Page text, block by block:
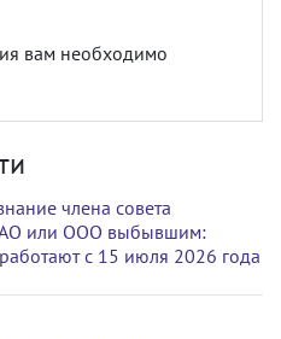
вам необходимо
члена совета
АО или ООО выбывшим:
с 15 июля 2026 года